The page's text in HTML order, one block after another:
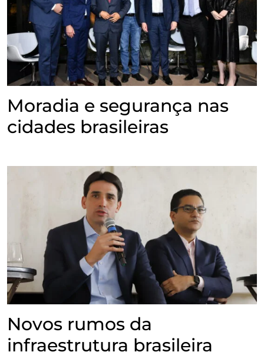
Moradia e segurança nas
cidades brasileiras
Novos rumos da
infraestrutura brasileira